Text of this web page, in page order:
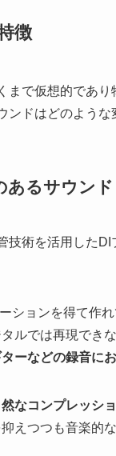
徴
まで仮想的であ
ンドはどのよう
あるサウンド
技術を活用した
ションを得て作
ルでは再現でき
ーなどの録音に
なコンプレッシ
えつつも音楽的